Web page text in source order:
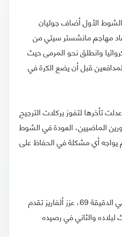
الأول أضاف جوليان
مهاجم مانشستر سيتي من
وانطلق نحو المرمى حيث
قبل أن يضع الكرة في
تأخرها لتفوز بركلات الترجيح
الماضيين، العودة في الشوط
يواجه أي مشكلة في الحفاظ على
وبعد جهد مميز من ميسي في الدقيقة 69، عزز ألفاريز تقدم
لبلاده والثاني في رصيده